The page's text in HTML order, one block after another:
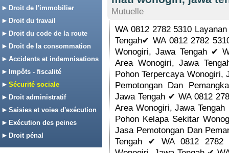
Droit de l'immobilier
Droit du travail
Droit du code de la route
Droit de la consommation
Accidents et indemnisations
Impôts - fiscalité
Sécurité sociale
Droit administratif
Saisies et voies d'exécution
Exécution des peines
Droit pénal
Mutuelle
WA 0812 2782 5310
Tengah✔ WA 0812 2782
Wonogiri, Jawa Tengah ✔
Area Wonogiri, Jawa
Pohon Terpercaya Wonogiri,
Pemotongan Dan
Jawa Tengah ✔ WA 0812
Area Wonogiri, Jawa
Pohon Kelapa Sekitar
Jasa Pemotongan Dan
Tengah ✔ WA 0812 2782